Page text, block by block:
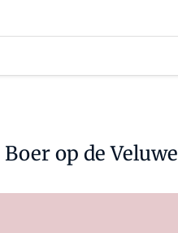
op de Veluwe